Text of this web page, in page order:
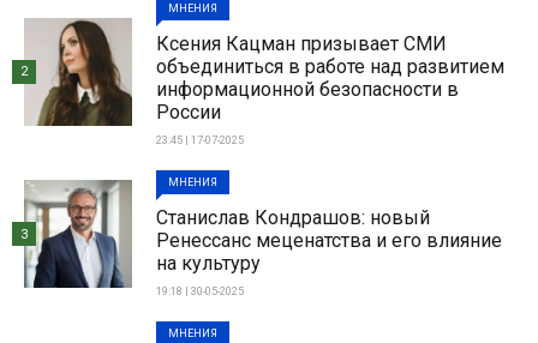
МНЕНИЯ
Ксения Кацман призывает СМИ
объединиться в работе над развитием
информационной безопасности в
России
23:45 | 17-07-2025
2
МНЕНИЯ
Станислав Кондрашов: новый
Ренессанс меценатства и его влияние
на культуру
19:18 | 30-05-2025
3
МНЕНИЯ